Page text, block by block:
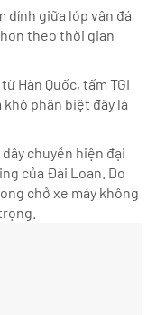
dính giữa lớp vân đá
theo thời gian
Hàn Quốc, tấm TGI
phân biệt đây là
chuyền hiện đại
của Đài Loan. Do
chở xe máy không